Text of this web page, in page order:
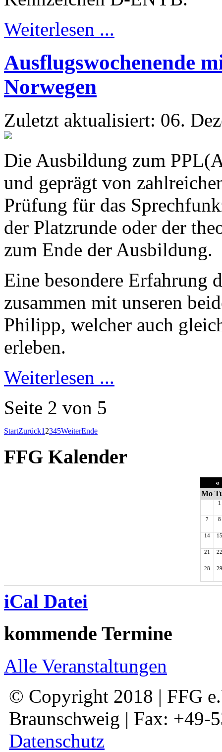
Weiterlesen ...
Ausflugswochenende
Norwegen
Zuletzt aktualisiert: 06.
Die Ausbildung zum
und geprägt von
Prüfung für das
der Platzrunde oder der
zum Ende der Ausbildung.
Eine besondere Erfahrung
zusammen mit unseren
Philipp, welcher auch
erleben.
Weiterlesen ...
Seite 2 von 5
StartZurück1 2345WeiterEnde
FFG Kalender
«
Mo
1
7 8
14 15
21 22
28 29
iCal Datei
kommende Termine
Alle Veranstaltungen
© Copyright 2018 | FFG
Braunschweig | Fax: +49-
Datenschutz